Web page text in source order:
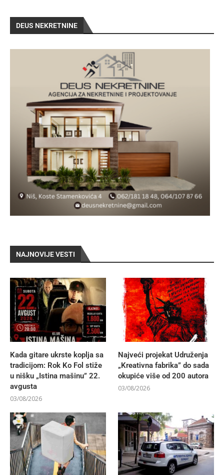
DEUS NEKRETNINE
NAJNOVIJE VESTI
Kada gitare ukrste koplja sa
tradicijom: Rok Ko Fol stiže
u nišku „Istina mašinu” 22.
avgusta
03/08/2026
Najveći projekat Udruženja
„Kreativna fabrika” do sada
okupiće više od 200 autora
03/08/2026